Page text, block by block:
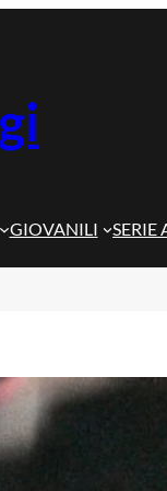
GIOVANILI SERIE